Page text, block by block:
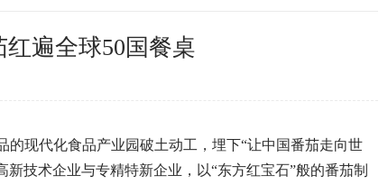
遍全球50国餐桌
现代化食品产业园破土动工，埋下“让中国番茄走向世
技术企业与专精特新企业，以“东方红宝石”般的番茄制